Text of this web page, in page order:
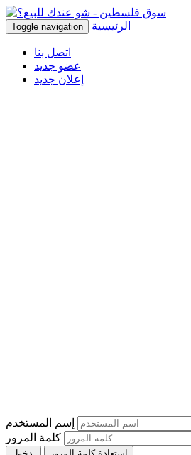
Toggle navigation الرئيسية
اتصل بنا
عضو جديد
إعلان جديد
إسم المستخدم
كلمة المرور